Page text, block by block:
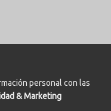
personal con las
& Marketing